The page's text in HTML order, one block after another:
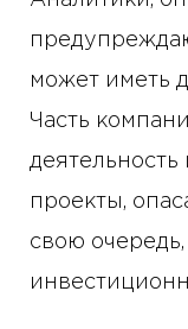
может иметь
Часть
проекты,
свою